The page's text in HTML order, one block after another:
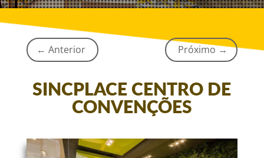
← Anterior
SINCPLACE CENTRO DE
CONVENÇÕES
Próximo→